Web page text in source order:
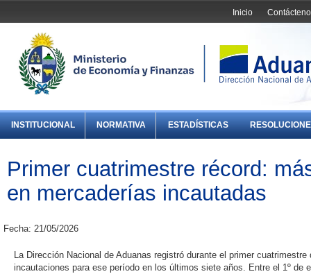
Inicio
INSTITUCIONAL NORMATIVA ESTADÍSTICAS
Primer cuatrimestre récord:
en mercaderías incautadas
Fecha: 21/05/2026
La Dirección Nacional de Aduanas registró durante el primer
incautaciones para ese período en los últimos siete años. Entre el 1º de